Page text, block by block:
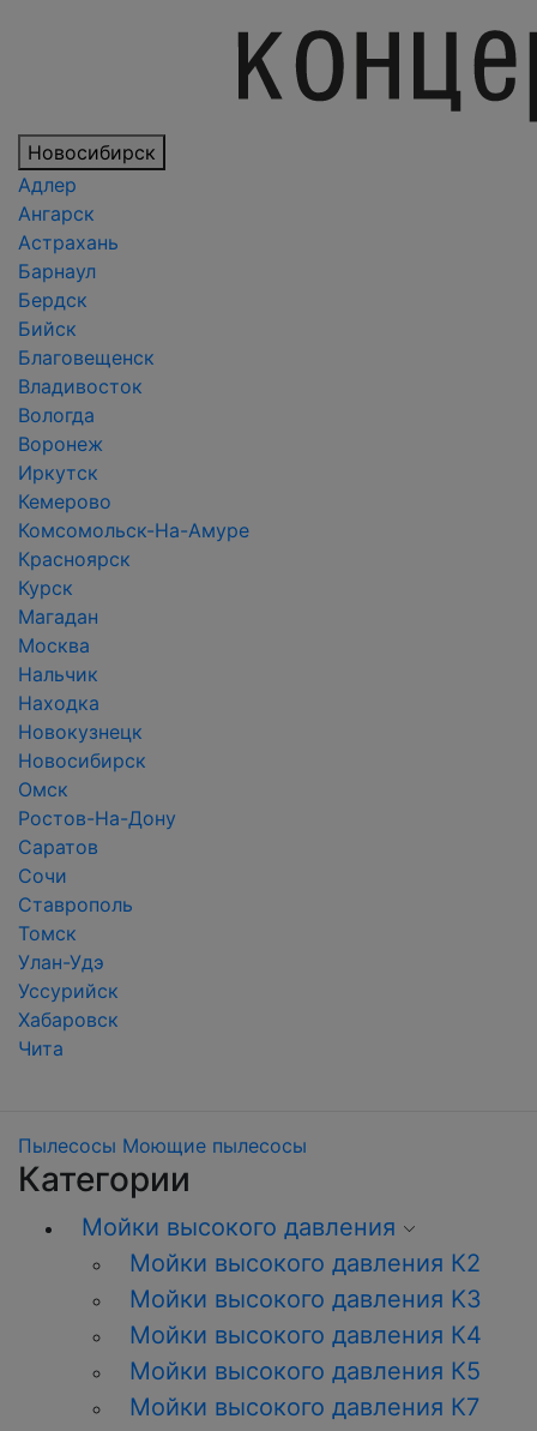
Новосибирск
Адлер
Ангарск
Астрахань
Барнаул
Бердск
Бийск
Благовещенск
Владивосток
Вологда
Воронеж
Иркутск
Кемерово
Комсомольск-На-Амуре
Красноярск
Курск
Магадан
Москва
Нальчик
Находка
Новокузнецк
Новосибирск
Омск
Ростов-На-Дону
Саратов
Сочи
Ставрополь
Томск
Улан-Удэ
Уссурийск
Хабаровск
Чита
Пылесосы Моющие пылесосы
Категории
Мойки высокого давления
Мойки высокого давления К2
Мойки высокого давления K3
Мойки высокого давления К4
Мойки высокого давления К5
Мойки высокого давления К7